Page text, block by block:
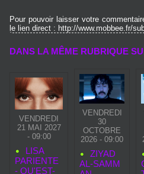
Pour pouvoir laisser votre
le lien direct : http://www.mobbee.fr/
DANS LA MÊME RUBRIQUE
VENDREDI
21 MAI 2027
- 09:00
LISA
PARIENTE
- QU'EST-
VENDREDI
30
OCTOBRE
2026 - 09:00
ZIYAD
AL‑SAMM